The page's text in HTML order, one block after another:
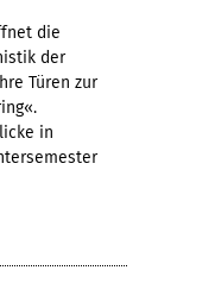
die
der
Türen zur
in